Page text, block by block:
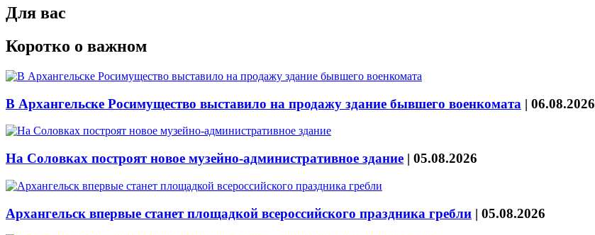
Для вас
Коротко о важном
В Архангельске Росимущество выставило на продажу здание бывшего военкомата | 06.08.2026
На Соловках построят новое музейно-административное здание | 05.08.2026
Архангельск впервые станет площадкой всероссийского праздника гребли | 05.08.2026